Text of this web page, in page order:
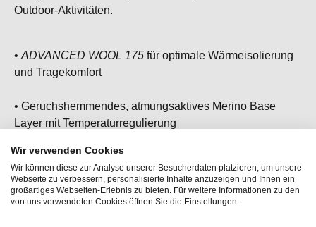
Outdoor-Aktivitäten.
• ADVANCED WOOL 175 für optimale Wärmeisolierung
und Tragekomfort
• Geruchshemmendes, atmungsaktives Merino Base
Layer mit Temperaturregulierung
• Universell tragbar im Alltag als Basic oder als
Funktionsunterwäsche
• Ideal kombinierbar mit TUNDRA175 TIGHT 3/4
Wir verwenden Cookies
Wir können diese zur Analyse unserer Besucherdaten platzieren, um unsere
Webseite zu verbessern, personalisierte Inhalte anzuzeigen und Ihnen ein
großartiges Webseiten-Erlebnis zu bieten. Für weitere Informationen zu den
von uns verwendeten Cookies öffnen Sie die Einstellungen.